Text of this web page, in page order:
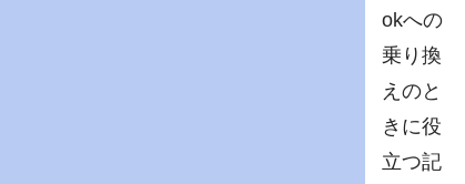
okへの
乗り換
えのと
きに役
立つ記